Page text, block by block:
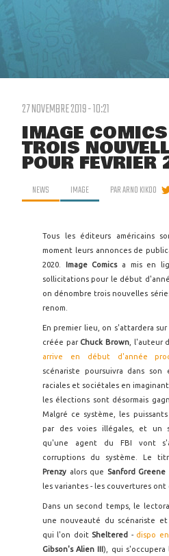
27 NOVEMBRE 2019 - 10:21
IMAGE
TROIS
POUR
NEWS IMAGE PARARNO KIKOO
Tous les éditeurs américains
moment leurs annonces de
2020.
Image Comics a mis en
sollicitations pour le début
on dénombre trois nouvelles
renom.
En premier lieu, on s'attardera sur
créée par Chuck Brown , l'auteur
arrive en début d'année
scénariste poursuivra dans son
raciales et sociétales en
les élections sont désormais
Malgré ce système, les
par des voies illégales, et un
qu'une agent du FBI vont
corruptions du système. Le
Prenzy alors que Sanford Greene
les variantes - les couvertures
Dans un second temps, le
une nouveauté du scénariste
qui l'on doit Sheltered - dispo
Gibson's Alien III), qui